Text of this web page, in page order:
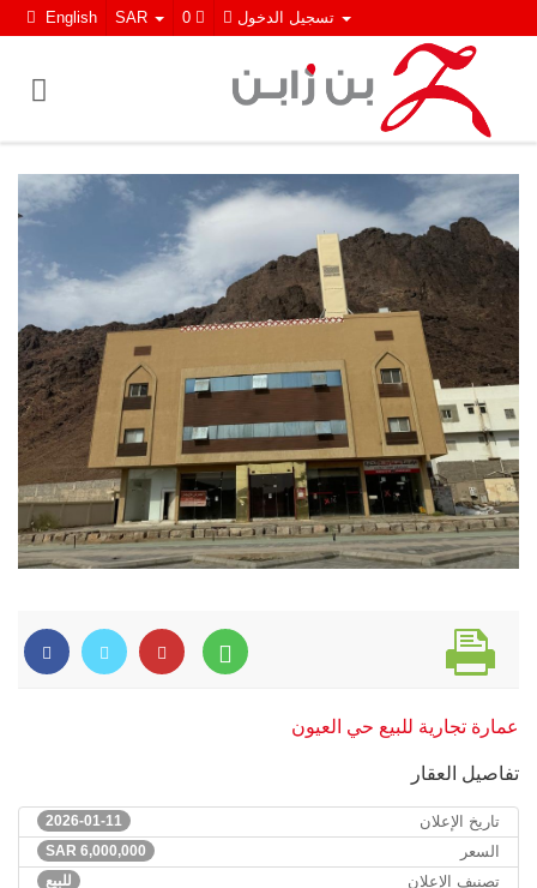
English SAR
عمارة تجارية للبيع حي العيون
تفاصيل العقار
2026-01-11 تاريخ الإعلان
6,000,000
SAR السعر
للبيع تصنيف الإعلان